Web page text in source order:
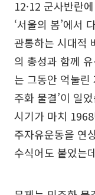
12·12 군사반란
‘서울의 봄’에서
관통하는 시대적
의 총성과 함께
는 그동안 억눌린
주화 물결’이 일
시기가 마치
주자유운동을 연
수식어도 붙었는